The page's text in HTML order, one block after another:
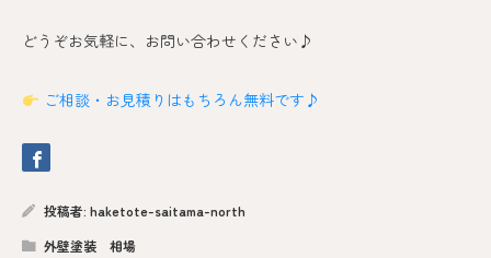
どうぞお気軽に、お問い合わせください♪
ご相談・お見積りはもちろん無料です♪
投稿者: haketote-saitama-north
外壁塗装 相場